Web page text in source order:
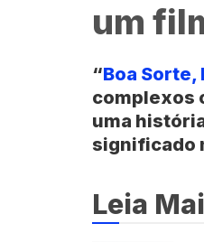
um
“Boa Sorte,
complexos
uma
significado
Leia